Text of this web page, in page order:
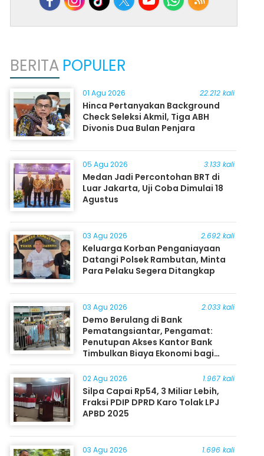
BERITA POPULER
01 Agu 2026 22.212 kali
Hinca Pertanyakan Background
Check Seleksi Akmil, Tiga ABH
Divonis Dua Bulan Penjara
05 Agu 2026 3.133 kali
Medan Jadi Percontohan BRT di
Luar Jakarta, Uji Coba Dimulai 18
Agustus
03 Agu 2026 2.692 kali
Keluarga Korban Penganiayaan
Datangi Polsek Rambutan, Minta
Para Pelaku Segera Ditangkap
03 Agu 2026 2.033 kali
Demo Berulang di Bank
Pematangsiantar, Pengamat:
Penutupan Akses Kantor Bank
Timbulkan Biaya Ekonomi bagi
Masyarakat
02 Agu 2026 1.967 kali
Silpa Capai Rp54, 3 Miliar Lebih,
Fraksi PDIP DPRD Karo Tolak LPJ
APBD 2025
03 Agu 2026 1.696 kali